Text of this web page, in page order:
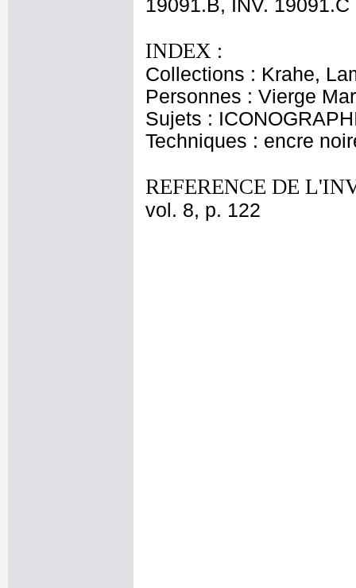
19091.B, INV. 19091.C
INDEX :
Collections : Krahe,
Personnes : Vierge
Sujets :
Techniques : encre
REFERENCE DE
vol. 8, p. 122